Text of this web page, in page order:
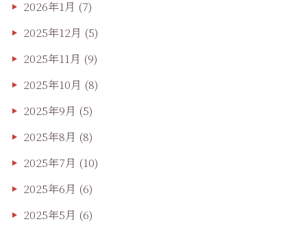
2026年1月 (7)
2025年12月 (5)
2025年11月 (9)
2025年10月 (8)
2025年9月 (5)
2025年8月 (8)
2025年7月 (10)
2025年6月 (6)
2025年5月 (6)